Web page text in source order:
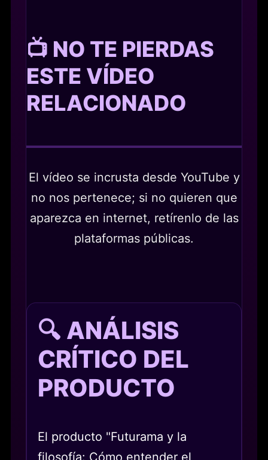
📺 NO TE PIERDAS
ESTE VÍDEO
RELACIONADO
El vídeo se incrusta desde YouTube y
no nos pertenece; si no quieren que
aparezca en internet, retírenlo de las
plataformas públicas.
🔍 ANÁLISIS
CRÍTICO DEL
PRODUCTO
El producto "Futurama y la